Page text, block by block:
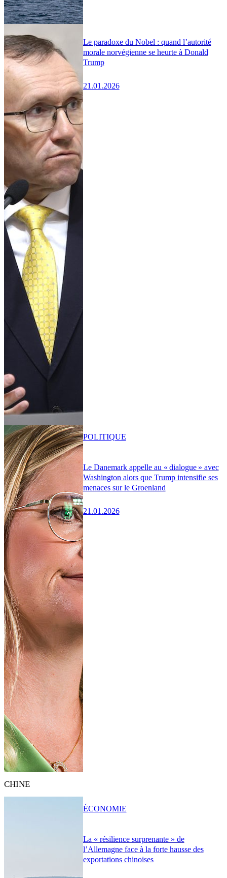
Le paradoxe du Nobel : quand l’autorité
morale norvégienne se heurte à Donald
Trump
21.01.2026
Le Danemark appelle au « dialogue » avec
Washington alors que Trump intensifie ses
menaces sur le Groenland
21.01.2026
POLITIQUE
CHINE
La « résilience surprenante » de
l’Allemagne face à la forte hausse des
exportations chinoises
ÉCONOMIE